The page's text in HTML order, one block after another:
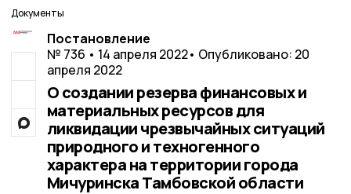
Документы
Постановление
№ 736 • 14 апреля 2022• Опубликовано: 20
апреля 2022
О создании резерва финансовых и
материальных ресурсов для
ликвидации чрезвычайных ситуаций
природного и техногенного
характера на территории города
Мичуринска Тамбовской области